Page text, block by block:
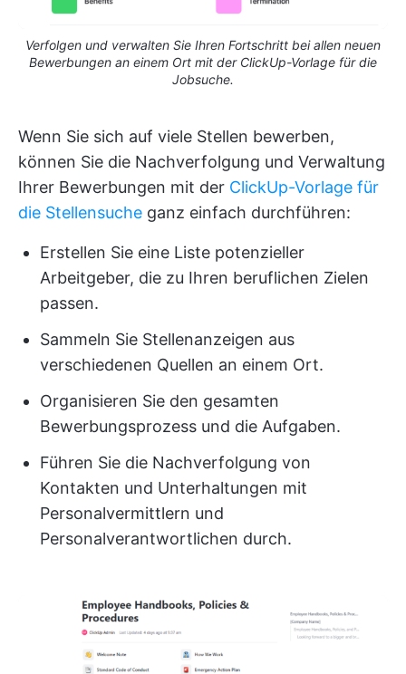
Verfolgen und verwalten Sie Ihren Fortschritt bei allen neuen
Bewerbungen an einem Ort mit der ClickUp-Vorlage für die
Jobsuche.
Wenn Sie sich auf viele Stellen bewerben,
können Sie die Nachverfolgung und Verwaltung
Ihrer Bewerbungen mit der ClickUp-Vorlage für
die Stellensuche ganz einfach durchführen:
Erstellen Sie eine Liste potenzieller
Arbeitgeber, die zu Ihren beruflichen Zielen
passen.
Sammeln Sie Stellenanzeigen aus
verschiedenen Quellen an einem Ort.
Organisieren Sie den gesamten
Bewerbungsprozess und die Aufgaben.
Führen Sie die Nachverfolgung von
Kontakten und Unterhaltungen mit
Personalvermittlern und
Personalverantwortlichen durch.